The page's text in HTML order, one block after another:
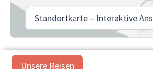
Standortkarte – Interaktive
Unsere Reisen